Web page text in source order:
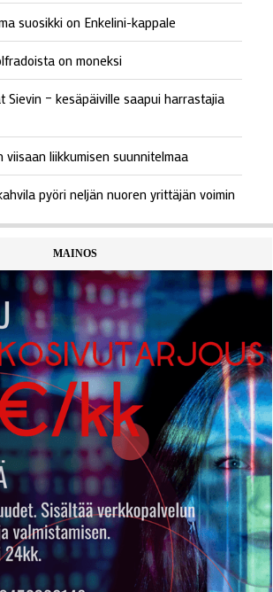
suosikki on Enkelini-kappale
on moneksi
Sievin – kesäpäiville saapui harrastajia
viisaan liikkumisen suunnitelmaa
pyöri neljän nuoren yrittäjän voimin
MAINOS